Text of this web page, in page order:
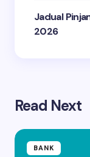
Jadual
2026
Read Next
BANK